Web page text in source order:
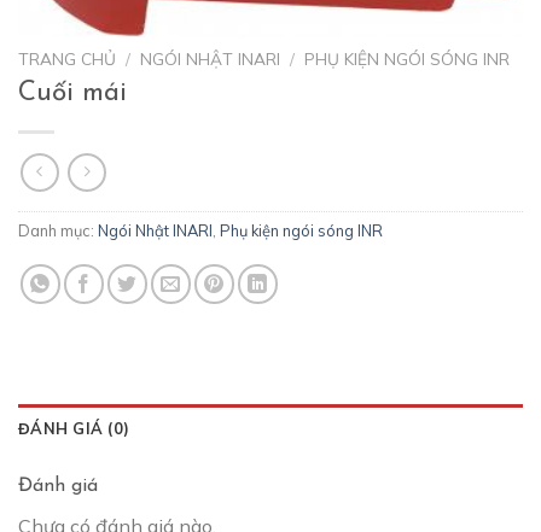
TRANG CHỦ / NGÓI NHẬT INARI / PHỤ KIỆN NGÓI SÓNG INR
Cuối mái
Danh mục: Ngói Nhật INARI Phụ kiện ngói sóng INR
ĐÁNH GIÁ (0)
Đánh giá
Chưa có đánh giá nào.